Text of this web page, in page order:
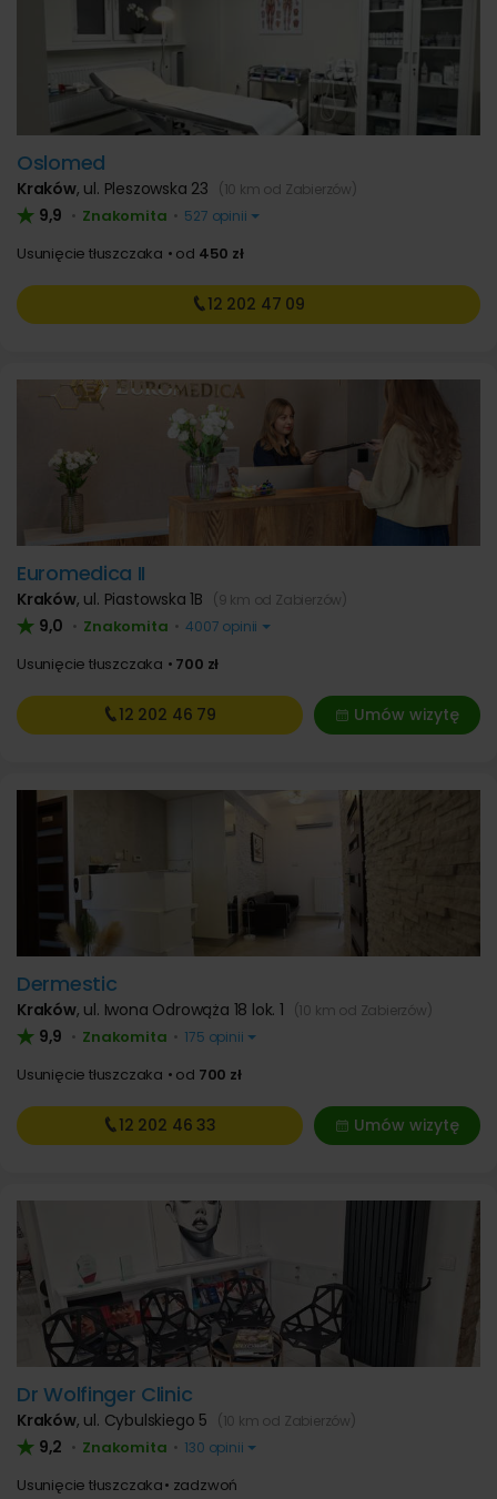
Oslomed
Kraków, ul. Pleszowska 23 (10 km od Zabierzów)
9,9 • Znakomita • 527 opinii
Usunięcie tłuszczaka od 450 zł
12 202 47 09
Euromedica II
Kraków, ul. Piastowska 1B (9 km od Zabierzów)
9,0 • Znakomita • 4007 opinii
Usunięcie tłuszczaka 700 zł
Umów wizytę
12 202 46 79
Dermestic
Kraków, ul. Iwona Odrowąża 18 lok. 1 (10 km od Zabierzów)
9,9 • Znakomita • 175 opinii
Usunięcie tłuszczaka od 700 zł
Umów wizytę
12 202 46 33
Dr Wolfinger Clinic
Kraków, ul. Cybulskiego 5 (10 km od Zabierzów)
9,2 • Znakomita • 130 opinii
Usunięcie tłuszczaka zadzwoń